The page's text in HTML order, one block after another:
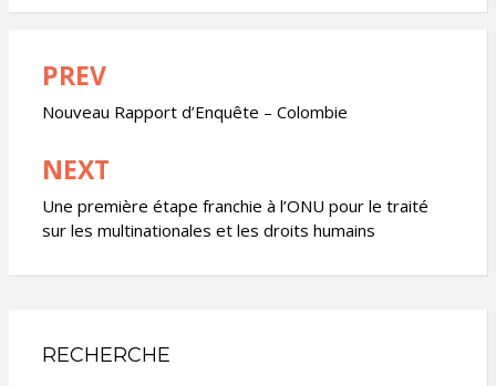
Navigation
de
l’article
PREV
Nouveau Rapport d’Enquête – Colombie
NEXT
Une première étape franchie à l’ONU pour le traité
sur les multinationales et les droits humains
RECHERCHE